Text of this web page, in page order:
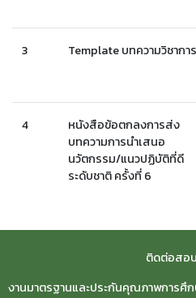
3 Template บทความวิชาการ
4
หนังสือข้อตกลงการส่ง
บทความการนำเสนอ
นวัตกรรม/แนวปฏิบัติที่ดี
ระดับชาติ ครั้งที่ 6
ติดต่อสอ
งานมาตรฐานและประกันคุณภาพการศึ